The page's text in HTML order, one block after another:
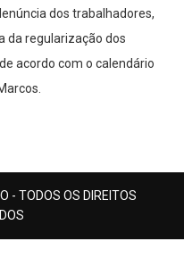
dos trabalhadores,
da regularização dos
acordo com o calendário
- TODOS OS DIREITOS